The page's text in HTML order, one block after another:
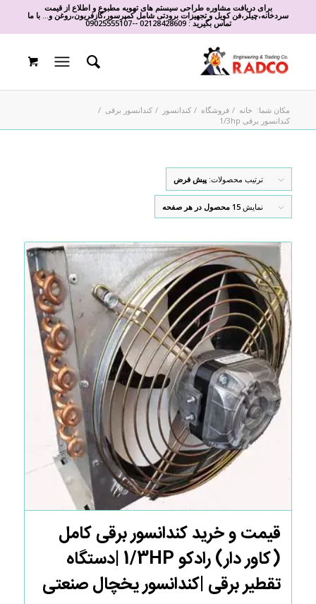
برای دریافت مشاوره طراحی سیستم های تهویه مطبوع و اطلاع از قیمت
سردخانه،چیلر،فن کویل و تجهیزات برودتی شامل کمپرسور،گازفریون،روغن و... با ما
تماس بگیرید :02128428609
-
-
09025555107
مکان شما: خانه / فروشگاه / کندانسور / کندانسور برقی /
کندانسور برقی 1/3hp
ترتیب محصولات: پیش فرض
نمایش 15 محصول در هر صفحه
قیمت و خرید کندانسور برقی کامل
(کاور دار) رادکو 1/3HP |دستگاه
تقطیر برقی |کندانسور یخچال صنعتی